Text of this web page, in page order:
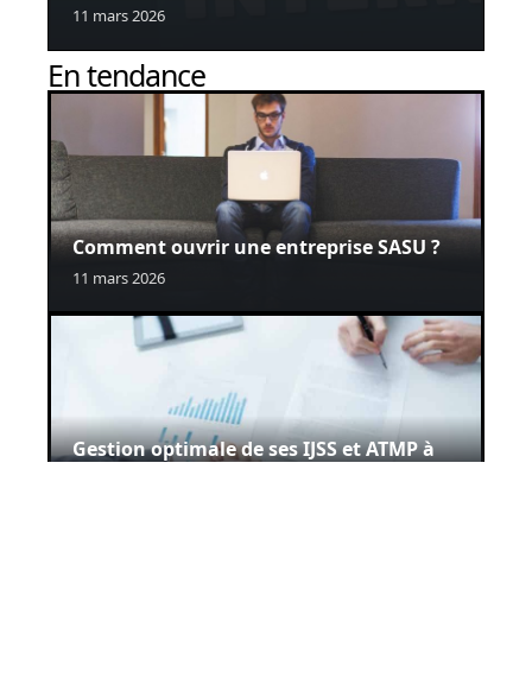
11 mars 2026
En tendance
Comment ouvrir une entreprise SASU ?
11 mars 2026
Gestion optimale de ses IJSS et ATMP à
l’aide d’un logiciel